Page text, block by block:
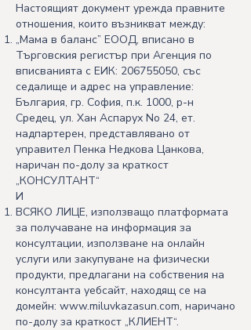
Настоящият документ урежда правните
отношения, които възникват между:
„Мама в баланс” ЕООД, вписано в
Търговския регистър при Агенция по
вписванията с ЕИК: 206755050, със
седалище и адрес на управление:
България, гр. София, п.к. 1000, р-н
Средец, ул. Хан Аспарух No 24, ет.
надпартерен, представлявано от
управител Пенка Недкова Цанкова,
наричан по-долу за краткост
„КОНСУЛТАНТ“
И
ВСЯКО ЛИЦЕ, използващо платформата
за получаване на информация за
консултации, използване на онлайн
услуги или закупуване на физически
продукти, предлагани на собствения на
консултанта уебсайт, находящ се на
домейн: www.miluvkazasun.com, наричано
по-долу за краткост „КЛИЕНТ“.